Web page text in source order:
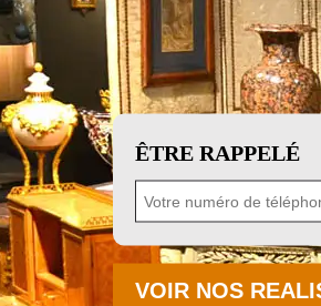
ÊTRE RAPPELÉ
VOIR NOS